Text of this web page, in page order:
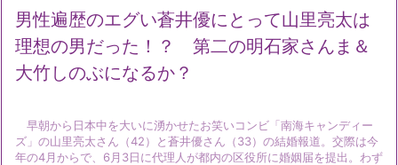
男性遍歴のエグい蒼井優にとって山里亮太は
理想の男だった！？ 第二の明石家さんま＆
大竹しのぶになるか？
早朝から日本中を大いに湧かせたお笑いコンビ「南海キャンディー
ズ」の山里亮太さん（42）と蒼井優さん（33）の結婚報道。交際は今
年の4月からで、6月3日に代理人が都内の区役所に婚姻届を提出。わず